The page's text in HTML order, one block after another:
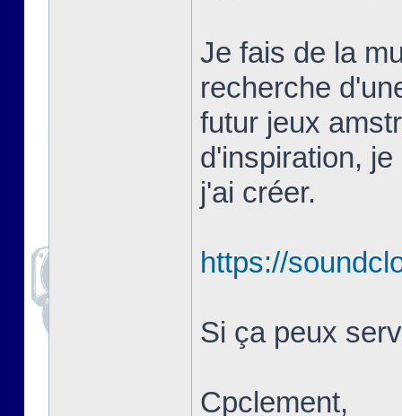
Je fais de la
recherche
futur jeux
d'inspiration,
j'ai créer.
https://
Si ça peux
Cpclement,